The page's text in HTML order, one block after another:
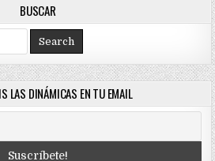
BUSCAR
LAS DINÁMICAS EN TU EMAIL